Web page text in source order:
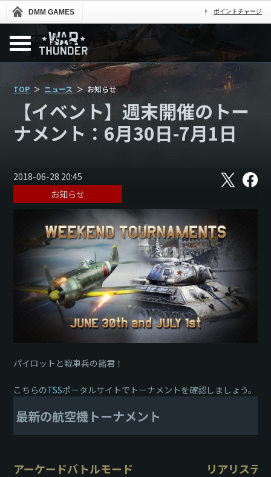
DMM GAMES ポイントチャージ
TOP ニュース お知らせ
【イベント】週末開催のトー
ナメント：6月30日-7月1日
2018-06-28 20:45 X フ
ェ
お知らせ
パイロットと戦車兵の諸君！
こちらのTSSポータルサイトでトーナメントを確認しましょう。
最新の航空機トーナメント
アーケードバトルモード リアリステ